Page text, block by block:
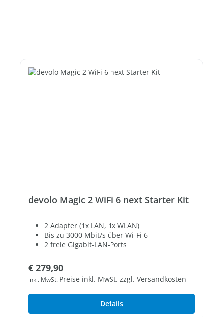
devolo Magic 2 WiFi 6 next Starter Kit
2 Adapter (1x LAN, 1x WLAN)
Bis zu 3000 Mbit/s über Wi-Fi 6
2 freie Gigabit-LAN-Ports
Regulärer Preis:
€ 279,90
inkl. MwSt. Preise inkl. MwSt. zzgl. Versandkosten
Details